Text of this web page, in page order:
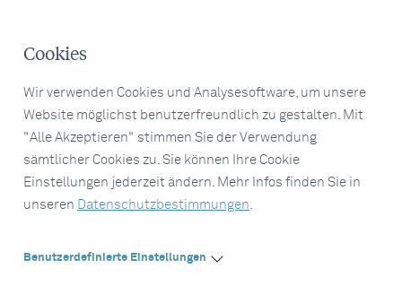
Cookies
Wir verwenden Cookies und Analysesoftware, um unsere
Website möglichst benutzerfreundlich zu gestalten. Mit
"Alle Akzeptieren" stimmen Sie der Verwendung
sämtlicher Cookies zu. Sie können Ihre Cookie
Einstellungen jederzeit ändern. Mehr Infos finden Sie in
unseren Datenschutzbestimmungen.
Benutzerdefinierte Einstellungen